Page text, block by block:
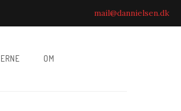
mail@dannielsen.dk
OM